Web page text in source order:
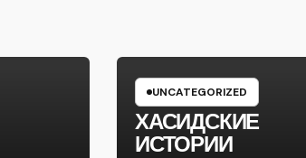
UNCATEGORIZED
ХАСИДСКИЕ
ИСТОРИИ